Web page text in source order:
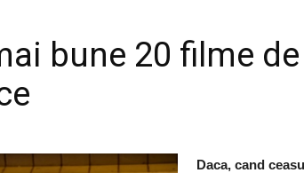
bune 20 filme
Daca, cand